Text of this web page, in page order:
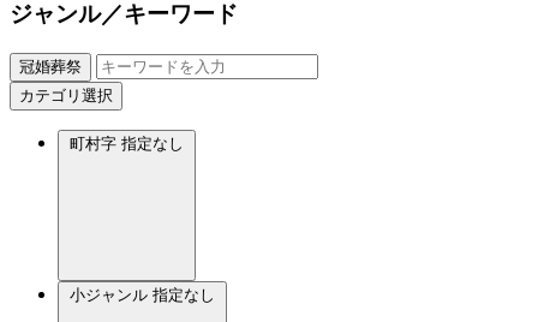
ジャンル／キーワード
冠婚葬祭
カテゴリ選択
町村字 指定なし
小ジャンル 指定なし